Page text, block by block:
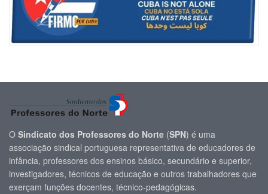
O Sindicato dos Professores do Norte (SPN) é uma
associação sindical portuguesa representativa de educadores de
infância, professores dos ensinos básico, secundário e superior,
investigadores, técnicos de educação e outros trabalhadores que
exerçam funções docentes, técnico-pedagógicas.